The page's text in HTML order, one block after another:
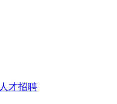
人才招聘